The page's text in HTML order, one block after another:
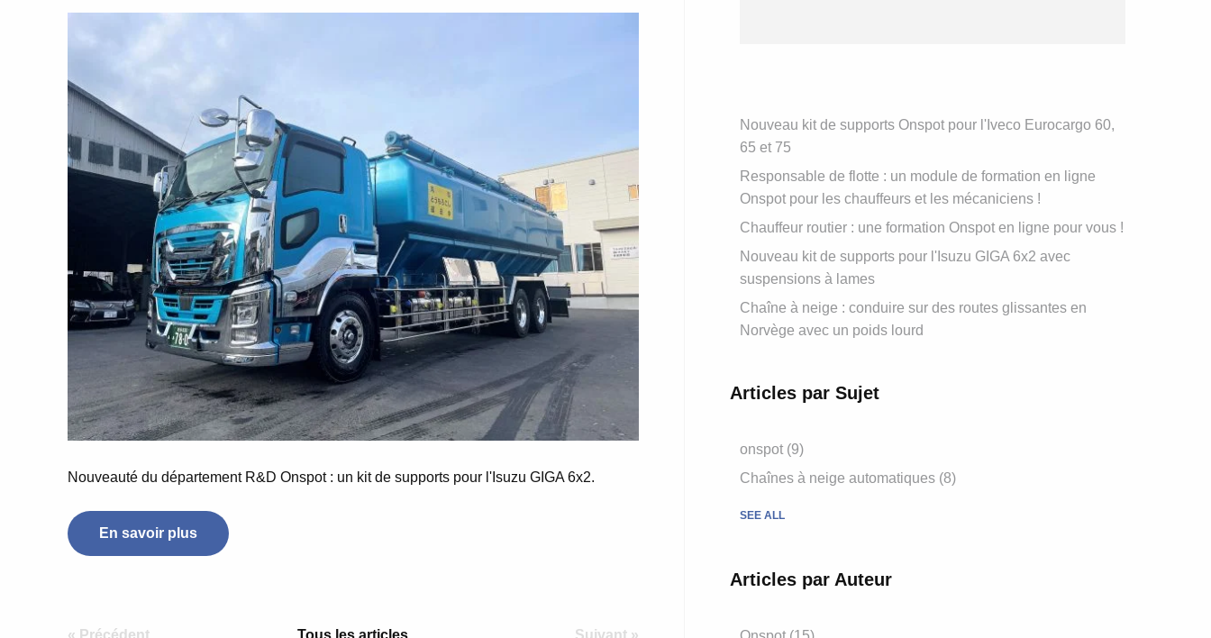
Nouveauté du département R&D Onspot : un kit de supports pour l'Isuzu GIGA 6x2.
En savoir plus
« Précédent Tous les articles Suivant »
Nouveau kit de supports Onspot pour l'Iveco Eurocargo 60,
65 et 75
Responsable de flotte : un module de formation en ligne
Onspot pour les chauffeurs et les mécaniciens !
Chauffeur routier : une formation Onspot en ligne pour vous !
Nouveau kit de supports pour l'Isuzu GIGA 6x2 avec
suspensions à lames
Chaîne à neige : conduire sur des routes glissantes en
Norvège avec un poids lourd
Articles par Sujet
onspot (9)
Chaînes à neige automatiques (8)
SEE ALL
Articles par Auteur